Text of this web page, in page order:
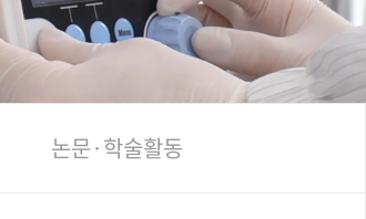
논문·학술활동